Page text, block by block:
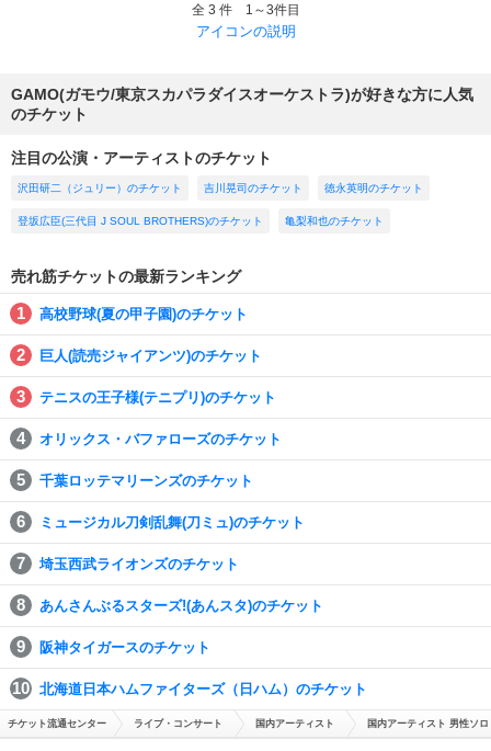
全 3 件 1～3件目
アイコンの説明
GAMO(ガモウ/東京スカパラダイスオーケストラ)が好きな方に人気
のチケット
注目の公演・アーティストのチケット
沢田研二（ジュリー）のチケット 吉川晃司のチケット 徳永英明のチケット
登坂広臣(三代目 J SOUL BROTHERS)のチケット 亀梨和也のチケット
売れ筋チケットの最新ランキング
高校野球(夏の甲子園)のチケット
巨人(読売ジャイアンツ)のチケット
テニスの王子様(テニプリ)のチケット
オリックス・バファローズのチケット
千葉ロッテマリーンズのチケット
ミュージカル刀剣乱舞(刀ミュ)のチケット
埼玉西武ライオンズのチケット
あんさんぶるスターズ!(あんスタ)のチケット
阪神タイガースのチケット
北海道日本ハムファイターズ（日ハム）のチケット
チケット流通センター ライブ・コンサート 国内アーティスト 国内アーティスト 男性ソロ